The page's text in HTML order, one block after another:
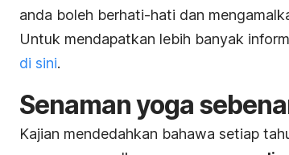
anda boleh berhati-hati dan
Untuk mendapatkan lebih banyak
di sini.
Senaman yoga
Kajian mendedahkan bahawa setiap